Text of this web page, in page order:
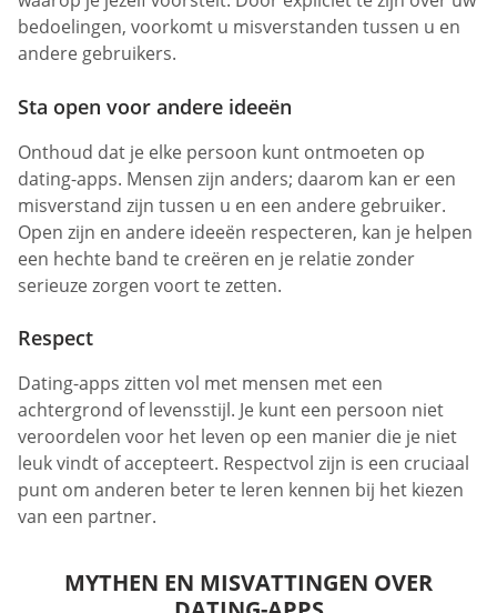
bedoelingen, voorkomt u misverstanden tussen u en
andere gebruikers.
Sta open voor andere ideeën
Onthoud dat je elke persoon kunt ontmoeten op
dating-apps. Mensen zijn anders; daarom kan er een
misverstand zijn tussen u en een andere gebruiker.
Open zijn en andere ideeën respecteren, kan je helpen
een hechte band te creëren en je relatie zonder
serieuze zorgen voort te zetten.
Respect
Dating-apps zitten vol met mensen met een
achtergrond of levensstijl. Je kunt een persoon niet
veroordelen voor het leven op een manier die je niet
leuk vindt of accepteert. Respectvol zijn is een cruciaal
punt om anderen beter te leren kennen bij het kiezen
van een partner.
MYTHEN EN MISVATTINGEN OVER